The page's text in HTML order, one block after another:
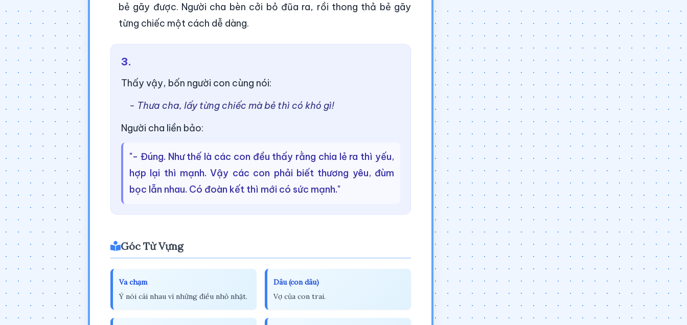
bẻ gãy được. Người cha bèn cởi bỏ đũa ra, rồi thong thả bẻ gãy
từng chiếc một cách dễ dàng.
3.
Thấy vậy, bốn người con cùng nói:
- Thưa cha, lấy từng chiếc mà bẻ thì có khó gì!
Người cha liền bảo:
"- Đúng. Như thế là các con đều thấy rằng chia lẻ ra thì yếu,
hợp lại thì mạnh. Vậy các con phải biết thương yêu, đùm
bọc lẫn nhau. Có đoàn kết thì mới có sức mạnh."
Góc Từ Vựng
Va chạm
Ý nói cãi nhau vì những điều nhỏ nhặt.
Dâu (con dâu)
Vợ của con trai.